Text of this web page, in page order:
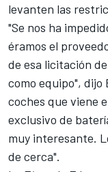
levanten las
"Se nos ha
éramos el
de esa licitación
como equipo", dijo
coches que viene
exclusivo de
muy interesante.
de cerca".